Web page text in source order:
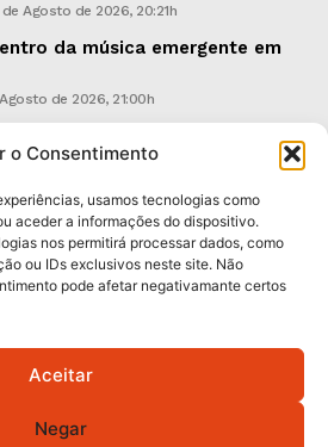
o Consentimento
usamos tecnologias como
aceder a informações do dispositivo.
nos permitirá processar dados, como
ou IDs exclusivos neste site. Não
pode afetar negativamante certos
Aceitar
Negar
Agosto de 2026, 20:21h
da música emergente em
de 2026, 21:00h
ADERIR